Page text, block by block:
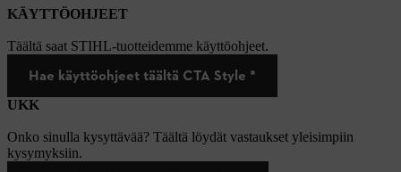
KÄYTTÖOHJEET
Täältä saat STIHL-tuotteidemme käyttöohjeet.
Hae käyttöohjeet täältä CTA Style *
UKK
Onko sinulla kysyttävää? Täältä löydät vastaukset yleisimpiin
kysymyksiin.